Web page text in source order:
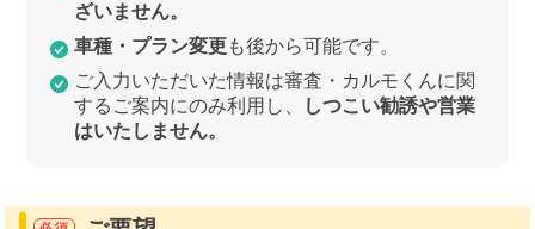
ざいません。
車種・プラン変更も後から可能です。
ご入力いただいた情報は審査・カルモくんに関
するご案内にのみ利用し、
しつこい勧誘や営業
はいたしません。